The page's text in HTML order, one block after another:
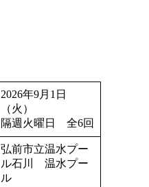
2026年9月1日
（火）
隔週火曜日 全6回
弘前市立温水プー
ル石川 温水プー
ル